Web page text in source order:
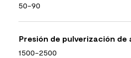
50-90
Presión de pulverización de
1500-2500